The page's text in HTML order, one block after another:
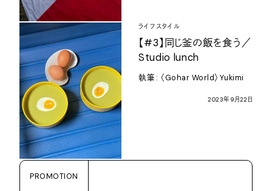
ライフスタイル
【#3】同じ釜の飯を食う／
Studio lunch
執筆 : 〈Gohar World〉 Yukimi
2023年9月22日
PROMOTION